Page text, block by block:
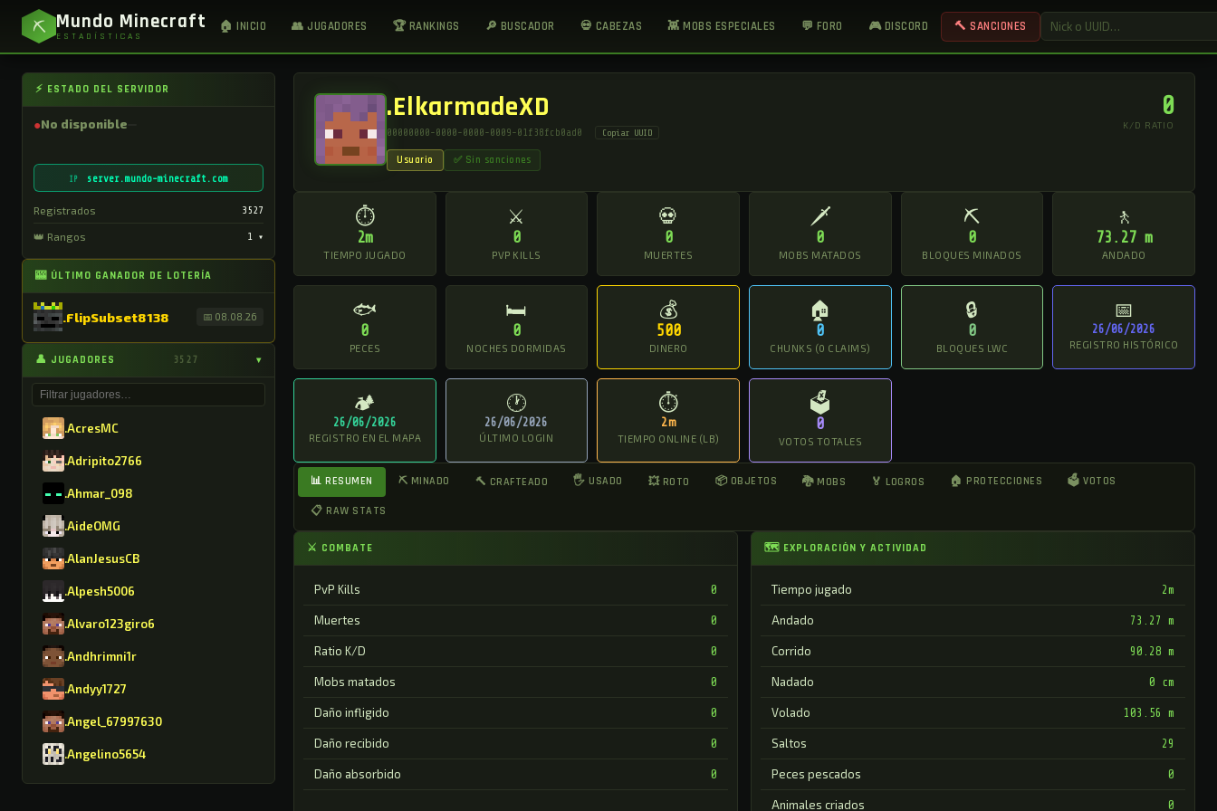
⛏ Mundo Minecraft
ESTADÍSTICAS
🏠 INICIO 👥 JUGADORES 🏆 RANKINGS 🔎 BUSCADOR 💀 CABEZAS 👾 MOBS ESPECIALES 💬 FORO 🎮 DISCORD 🔨 SANCIONES
⚡ ESTADO DEL SERVIDOR
●No disponible
IP server.mundo-minecraft.com
Registrados 3527
👑 Rangos 1 ▾
🎰 ÚLTIMO GANADOR DE LOTERÍA
.FlipSubset8138 📅 08.08.26
👤 JUGADORES 3527 ▾
.AcresMC
.Adripito2766
.Ahmar_098
.AideOMG
.AlanJesusCB
.Alpesh5006
.Alvaro123giro6
.Andhrimni1r
.Andyy1727
.Angel_67997630
.Angelino5654
.AntonioGMR8630
.ElkarmadeXD
00000000-0000-0000-0009-01f38fcb0ad0 Copiar UUID
Usuario ✅ Sin sanciones
0
K/D RATIO
⏱
2m
TIEMPO JUGADO
⚔
0
PVP KILLS
💀
0
MUERTES
🗡
0
MOBS MATADOS
⛏
0
BLOQUES MINADOS
🚶
73.27 m
ANDADO
🐟
0
PECES
🛏
0
NOCHES DORMIDAS
💰
500
DINERO
🏠
0
CHUNKS (0 CLAIMS)
🔒
0
BLOQUES LWC
📅
26/06/2026
REGISTRO HISTÓRICO
🏕
26/06/2026
REGISTRO EN EL MAPA
🕐
26/06/2026
ÚLTIMO LOGIN
⏱
2m
TIEMPO ONLINE (LB)
🗳
0
VOTOS TOTALES
📊 RESUMEN ⛏ MINADO 🔨 CRAFTEADO 🖐 USADO 💥 ROTO 📦 OBJETOS 🐉 MOBS 🏅 LOGROS 🏠 PROTECCIONES 🗳 VOTOS
📋 RAW STATS
⚔ COMBATE
PvP Kills 0
Muertes 0
Ratio K/D 0
Mobs matados 0
Daño infligido 0
Daño recibido 0
Daño absorbido 0
🗺 EXPLORACIÓN Y ACTIVIDAD
Tiempo jugado 2m
Andado 73.27 m
Corrido 90.28 m
Nadado 0 cm
Volado 103.56 m
Saltos 29
Peces pescados 0
Animales criados 0